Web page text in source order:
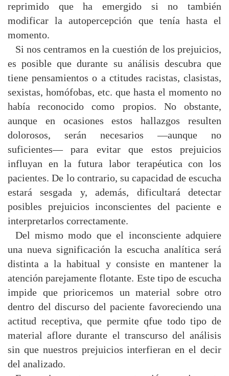
reprimido que ha emergido si no también
modificar la autopercepción que tenía hasta el
momento.
Si nos centramos en la cuestión de los prejuicios,
es posible que durante su análisis descubra que
tiene pensamientos o a ctitudes racistas, clasistas,
sexistas, homófobas, etc. que hasta el momento no
había reconocido como propios. No obstante,
aunque en ocasiones estos hallazgos resulten
dolorosos, serán necesarios —aunque no
suficientes— para evitar que estos prejuicios
influyan en la futura labor terapéutica con los
pacientes. De lo contrario, su capacidad de escucha
estará sesgada y, además, dificultará detectar
posibles prejuicios inconscientes del paciente e
interpretarlos correctamente.
Del mismo modo que el inconsciente adquiere
una nueva significación la escucha analítica será
distinta a la habitual y consiste en mantener la
atención parejamente flotante. Este tipo de escucha
impide que prioricemos un material sobre otro
dentro del discurso del paciente favoreciendo una
actitud receptiva, que permite qfue todo tipo de
material aflore durante el transcurso del análisis
sin que nuestros prejuicios interfieran en el decir
del analizado.